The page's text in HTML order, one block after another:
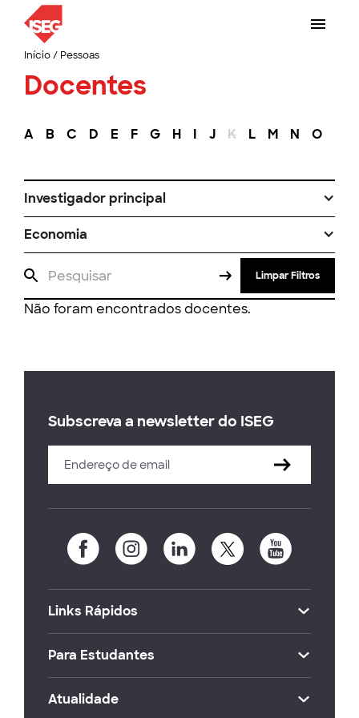
Início/ Pessoas
Docentes
A B C D E F G H I J K L M N O
Investigador principal
Economia
Limpar Filtros
Não foram encontrados docentes.
Subscreva a newsletter do ISEG
Links Rápidos
Para Estudantes
Atualidade